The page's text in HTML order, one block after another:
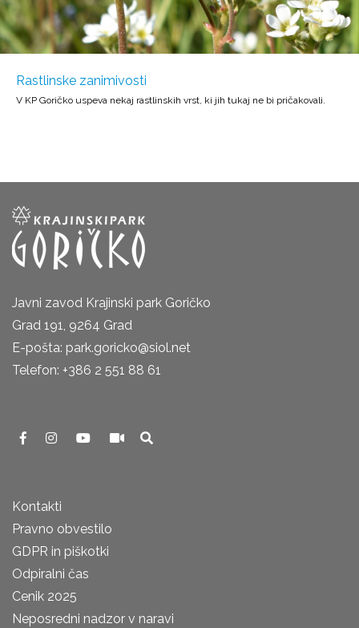
Rastlinske zanimivosti
V KP Goričko uspeva nekaj rastlinskih vrst, ki jih tukaj ne bi pričakovali.
Javni zavod Krajinski park Goričko
Grad 191, 9264 Grad
E-pošta: park.goricko@siol.net
Telefon: +386 2 551 88 61
Kontakti
Pravno obvestilo
GDPR in piškotki
Odpiralni čas
Cenik 2025
Neposredni nadzor v naravi